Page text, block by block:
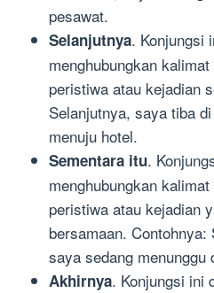
pesawat.
Selanjutnya. Konjungsi
menghubungkan
peristiwa atau kejadian
Selanjutnya, saya tiba
menuju hotel.
Sementara itu.
menghubungkan
peristiwa atau kejadian
bersamaan.
saya sedang menunggu
Akhirnya. Konjungsi ini